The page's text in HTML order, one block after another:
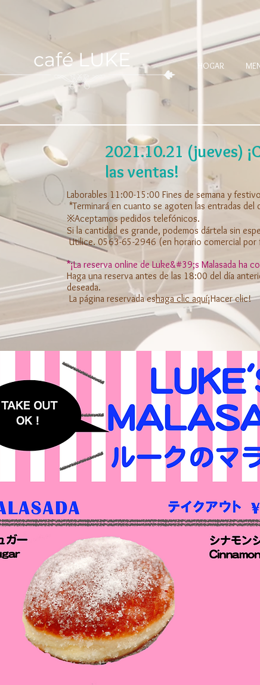
café LUKE HOGAR
2021.10.21 (jueves)
las ventas!
Laborables 11:00-15:00 Fines de semana y
*Terminará en cuanto se agoten las entradas del
※Aceptamos pedidos telefónicos.
Si la cantidad es grande, podemos dártela sin
Utilice. 0563-65-2946 (en horario comercial por
*¡La reserva online de Luke&#39;s Malasada ha
Haga una reserva antes de las 18:00 del día
deseada.
​ La página reservada eshaga clic aquí¡Hacer clic!